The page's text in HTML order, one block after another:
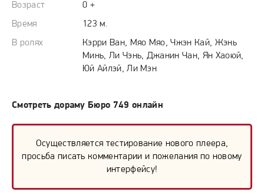
Возраст
0 +
Время
123 м.
В ролях
Кэрри Ван, Мяо Мяо, Чжэн Кай, Жэнь
Минь, Ли Чэнь, Джанин Чан, Ян Хаоюй,
Юй Айлэй, Ли Мэн
Смотреть дораму Бюро 749 онлайн
Осуществляется тестирование нового плеера,
просьба писать комментарии и пожелания по новому
интерфейсу!